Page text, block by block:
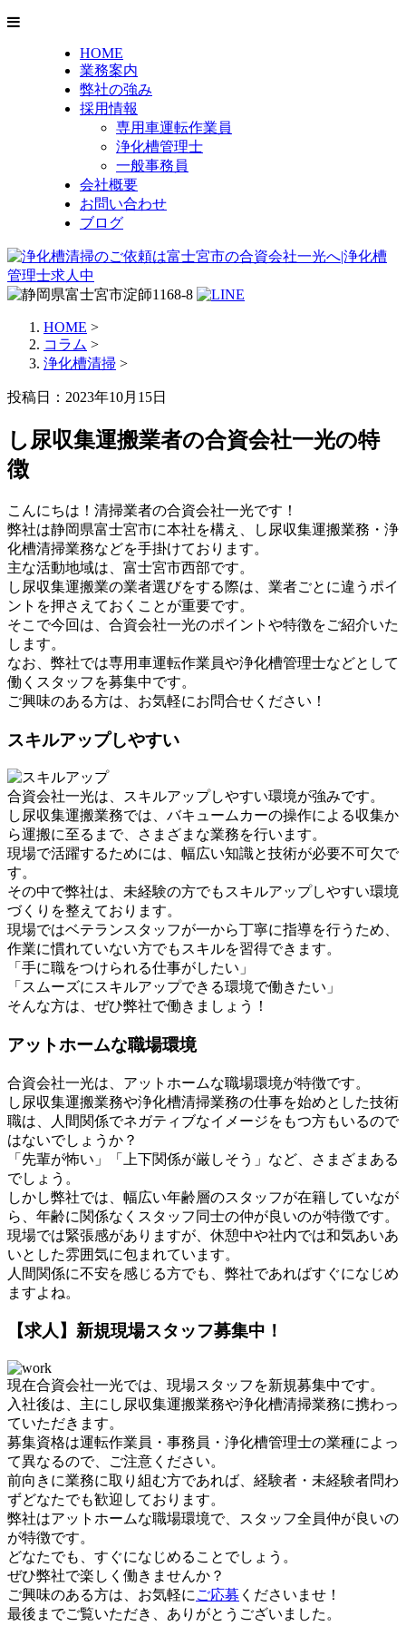
HOME
業務案内
弊社の強み
採用情報
専用車運転作業員
浄化槽管理士
一般事務員
会社概要
お問い合わせ
ブログ
HOME >
コラム >
浄化槽清掃 >
投稿日：2023年10月15日
し尿収集運搬業者の合資会社一光の特
徴
こんにちは！清掃業者の合資会社一光です！
弊社は静岡県富士宮市に本社を構え、し尿収集運搬業務・浄
化槽清掃業務などを手掛けております。
主な活動地域は、富士宮市西部です。
し尿収集運搬業の業者選びをする際は、業者ごとに違うポイ
ントを押さえておくことが重要です。
そこで今回は、合資会社一光のポイントや特徴をご紹介いた
します。
なお、弊社では専用車運転作業員や浄化槽管理士などとして
働くスタッフを募集中です。
ご興味のある方は、お気軽にお問合せください！
スキルアップしやすい
合資会社一光は、スキルアップしやすい環境が強みです。
し尿収集運搬業務では、バキュームカーの操作による収集か
ら運搬に至るまで、さまざまな業務を行います。
現場で活躍するためには、幅広い知識と技術が必要不可欠で
す。
その中で弊社は、未経験の方でもスキルアップしやすい環境
づくりを整えております。
現場ではベテランスタッフが一から丁寧に指導を行うため、
作業に慣れていない方でもスキルを習得できます。
「手に職をつけられる仕事がしたい」
「スムーズにスキルアップできる環境で働きたい」
そんな方は、ぜひ弊社で働きましょう！
アットホームな職場環境
合資会社一光は、アットホームな職場環境が特徴です。
し尿収集運搬業務や浄化槽清掃業務の仕事を始めとした技術
職は、人間関係でネガティブなイメージをもつ方もいるので
はないでしょうか？
「先輩が怖い」「上下関係が厳しそう」など、さまざまある
でしょう。
しかし弊社では、幅広い年齢層のスタッフが在籍していなが
ら、年齢に関係なくスタッフ同士の仲が良いのが特徴です。
現場では緊張感がありますが、休憩中や社内では和気あいあ
いとした雰囲気に包まれています。
人間関係に不安を感じる方でも、弊社であればすぐになじめ
ますよね。
【求人】新規現場スタッフ募集中！
現在合資会社一光では、現場スタッフを新規募集中です。
入社後は、主にし尿収集運搬業務や浄化槽清掃業務に携わっ
ていただきます。
募集資格は運転作業員・事務員・浄化槽管理⼠の業種によっ
て異なるので、ご注意ください。
前向きに業務に取り組む方であれば、経験者・未経験者問わ
ずどなたでも歓迎しております。
弊社はアットホームな職場環境で、スタッフ全員仲が良いの
が特徴です。
どなたでも、すぐになじめることでしょう。
ぜひ弊社で楽しく働きませんか？
ご興味のある方は、お気軽に ご応募 くださいませ！
最後までご覧いただき、ありがとうございました。